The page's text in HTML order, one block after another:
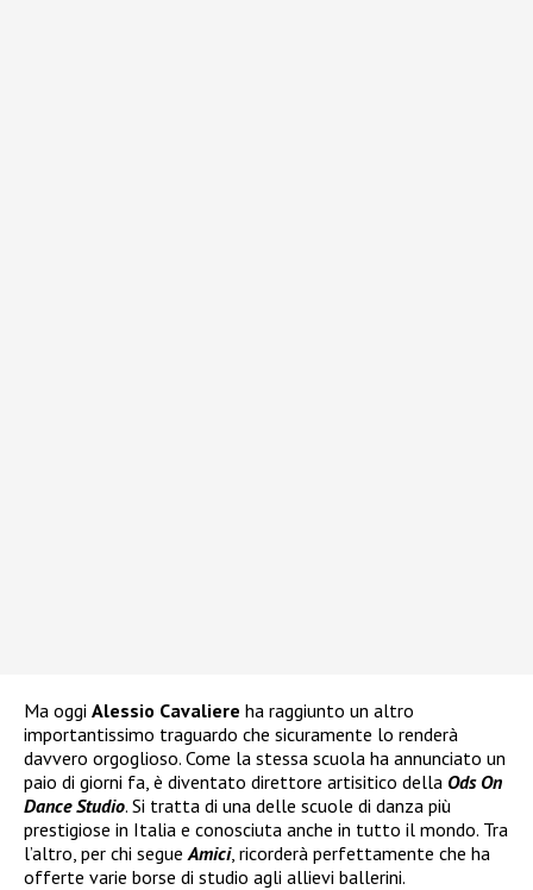
Ma oggi Alessio Cavaliere ha raggiunto un altro
importantissimo traguardo che sicuramente lo renderà
davvero orgoglioso. Come la stessa scuola ha annunciato un
paio di giorni fa, è diventato direttore artisitico della Ods On
Dance Studio. Si tratta di una delle scuole di danza più
prestigiose in Italia e conosciuta anche in tutto il mondo. Tra
l’altro, per chi segue Amici, ricorderà perfettamente che ha
offerte varie borse di studio agli allievi ballerini.